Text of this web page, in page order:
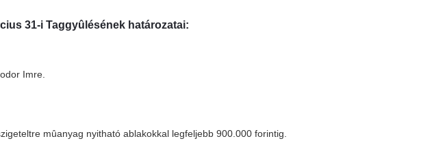
31-i Taggyûlésének határozatai:
Imre.
mûanyag nyitható ablakokkal legfeljebb 900.000 forintig.